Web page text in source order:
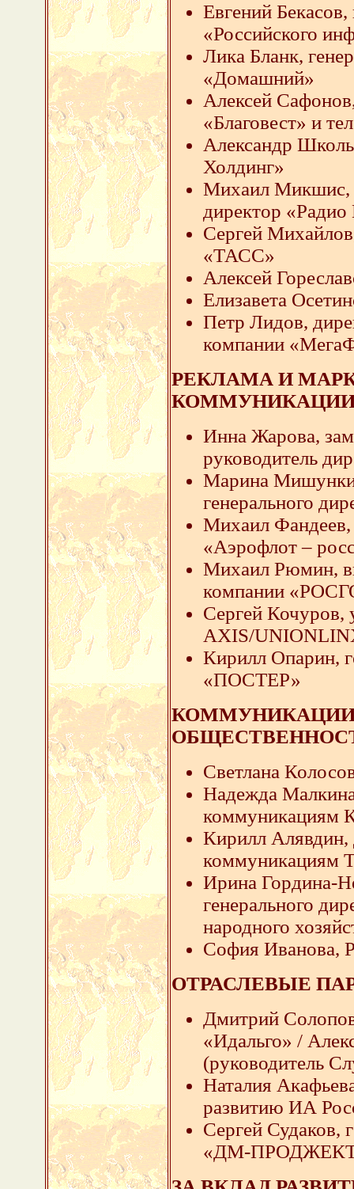
Евгений
«Российского
Лика Бланк,
«Домашний»
Алексей
«Благовест» и
Александр
Холдинг»
Михаил Микшис,
директор
Сергей
«ТАСС»
Алексей
Елизавета
Петр Лидов,
компании
РЕКЛАМА И
Инна Жарова,
руководитель
Марина
генерального
Михаил Фандеев,
«Аэрофлот –
Михаил Рюмин,
компании
Сергей Кочуров,
AXIS/
Кирилл Опарин,
«ПОСТЕР»
КОММУНИКАЦИИ
Светлана
Надежда
коммуникациям
Кирилл Алявдин,
коммуникациям
Ирина Гордина-
генерального
народного
София Иванова,
ОТРАСЛЕВЫЕ
Дмитрий
«Идальго» /
(руководитель
Наталия
развитию ИА
Сергей Судаков,
«ДМ-